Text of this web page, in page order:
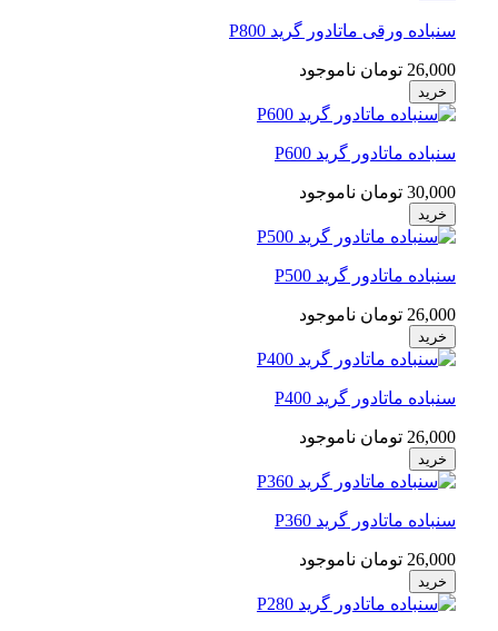
سنباده ورقی ماتادور گرید P800
26,000 تومان ناموجود
سنباده ماتادور گرید P600
30,000 تومان ناموجود
سنباده ماتادور گرید P500
26,000 تومان ناموجود
سنباده ماتادور گرید P400
26,000 تومان ناموجود
سنباده ماتادور گرید P360
26,000 تومان ناموجود